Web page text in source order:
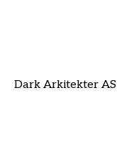
Dark Arkitekter AS